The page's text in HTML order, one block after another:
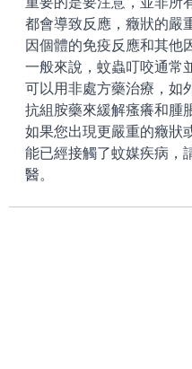
都會導致反應，癥狀的嚴
因個體的免疫反應和其他
一般來說，蚊蟲叮咬通常
可以用非處方藥治療，如
抗組胺藥來緩解瘙癢和腫
如果您出現更嚴重的癥狀
能已經接觸了蚊媒疾病，
醫。